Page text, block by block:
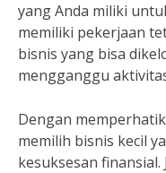
yang Anda miliki
memiliki pekerjaan
bisnis yang bisa
mengganggu
Dengan
memilih bisnis kecil
kesuksesan